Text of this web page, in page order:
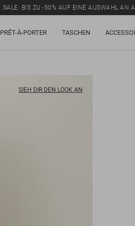
SALE: BIS ZU -50% AUF EINE AUSWAHL AN
PRÊT-À-PORTER TASCHEN
SIEH DIR DEN LOOK AN